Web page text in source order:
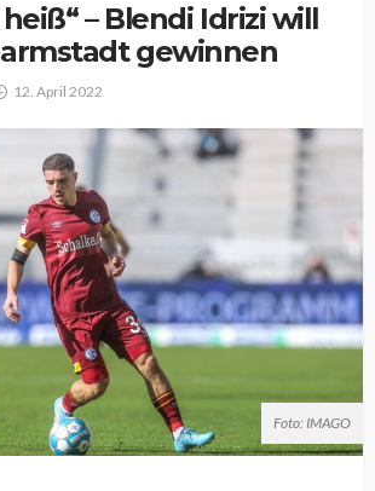
– Blendi Idrizi will
gewinnen
12. April 2022
Foto: IMAGO